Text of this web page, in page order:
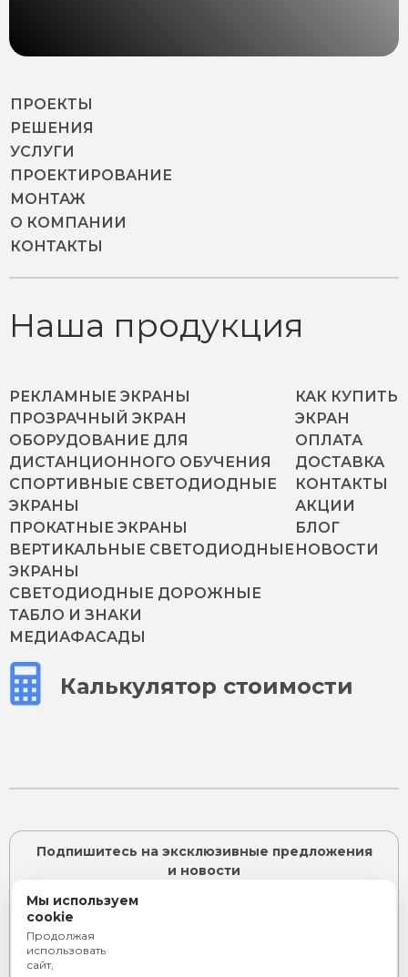
ПРОЕКТЫ
РЕШЕНИЯ
УСЛУГИ
ПРОЕКТИРОВАНИЕ
МОНТАЖ
О КОМПАНИИ
КОНТАКТЫ
Наша продукция
РЕКЛАМНЫЕ ЭКРАНЫ
ПРОЗРАЧНЫЙ ЭКРАН
ОБОРУДОВАНИЕ ДЛЯ
ДИСТАНЦИОННОГО ОБУЧЕНИЯ
СПОРТИВНЫЕ СВЕТОДИОДНЫЕ
ЭКРАНЫ
ПРОКАТНЫЕ ЭКРАНЫ
ВЕРТИКАЛЬНЫЕ СВЕТОДИОДНЫЕ
ЭКРАНЫ
СВЕТОДИОДНЫЕ ДОРОЖНЫЕ
ТАБЛО И ЗНАКИ
МЕДИАФАСАДЫ
КАК КУПИТЬ
ЭКРАН
ОПЛАТА
ДОСТАВКА
КОНТАКТЫ
АКЦИИ
БЛОГ
НОВОСТИ
Калькулятор стоимости
Подпишитесь на эксклюзивные предложения
и новости
Я согласен с
Мы используем
cookie
Продолжая
использовать
сайт,